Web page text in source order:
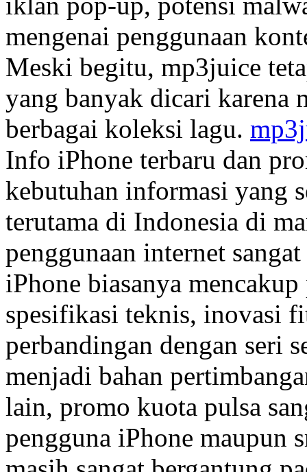
mengenai penggunaan
Meski begitu, mp3juice
yang banyak dicari karena
berbagai koleksi lagu.
Info iPhone terbaru dan
kebutuhan informasi yang
terutama di Indonesia di
penggunaan internet
iPhone biasanya
spesifikasi teknis, inovasi
perbandingan dengan seri
menjadi bahan
lain, promo kuota pulsa
pengguna iPhone maupun